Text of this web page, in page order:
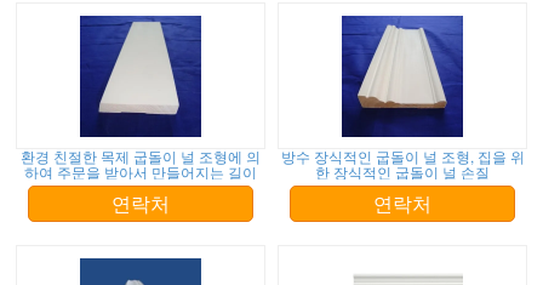
환경 친절한 목제 굽돌이 널 조형에 의
하여 주문을 받아서 만들어지는 길이
연락처
방수 장식적인 굽돌이 널 조형, 집을 위
한 장식적인 굽돌이 널 손질
연락처